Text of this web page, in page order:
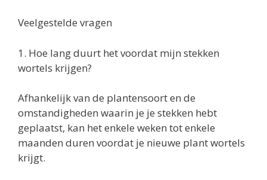
Veelgestelde vragen
1. Hoe lang duurt het voordat mijn stekken
wortels krijgen?
Afhankelijk van de plantensoort en de
omstandigheden waarin je je stekken hebt
geplaatst, kan het enkele weken tot enkele
maanden duren voordat je nieuwe plant wortels
krijgt.